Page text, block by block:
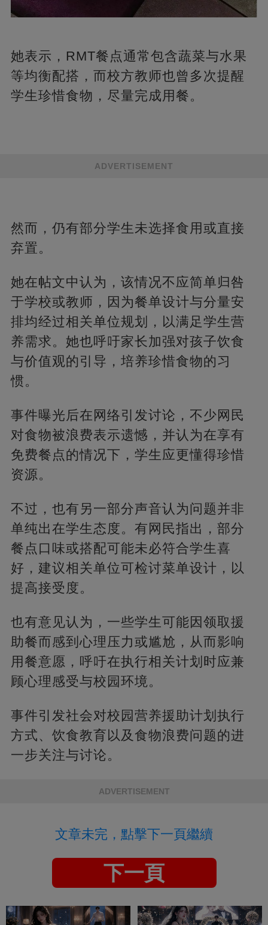
她表示，RMT餐点通常包含蔬菜与水果
等均衡配搭，而校方教师也曾多次提醒
学生珍惜食物，尽量完成用餐。
ADVERTISEMENT
然而，仍有部分学生未选择食用或直接
弃置。
她在帖文中认为，该情况不应简单归咎
于学校或教师，因为餐单设计与分量安
排均经过相关单位规划，以满足学生营
养需求。她也呼吁家长加强对孩子饮食
与价值观的引导，培养珍惜食物的习
惯。
事件曝光后在网络引发讨论，不少网民
对食物被浪费表示遗憾，并认为在享有
免费餐点的情况下，学生应更懂得珍惜
资源。
不过，也有另一部分声音认为问题并非
单纯出在学生态度。有网民指出，部分
餐点口味或搭配可能未必符合学生喜
好，建议相关单位可检讨菜单设计，以
提高接受度。
也有意见认为，一些学生可能因领取援
助餐而感到心理压力或尴尬，从而影响
用餐意愿，呼吁在执行相关计划时应兼
顾心理感受与校园环境。
事件引发社会对校园营养援助计划执行
方式、饮食教育以及食物浪费问题的进
一步关注与讨论。
ADVERTISEMENT
文章未完，點擊下一頁繼續
下一頁